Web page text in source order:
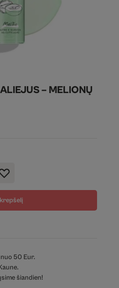
– MELIONŲ
50 Eur.
šiandien!